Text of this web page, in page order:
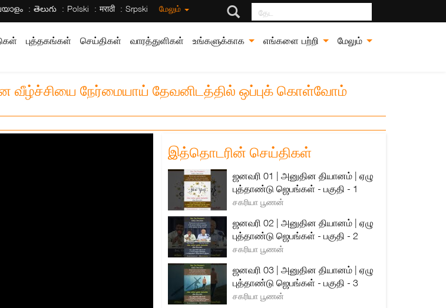
తెలుగు Polski मराठी Srpski மேலும் தேட
புத்தகங்கள் செய்திகள் வாரத்துளிகள் உங்களுக்காக எங்களை பற்றி மேலும்
வீழ்ச்சியை நேர்மையாய் தேவனிடத்தில் ஒப்புக் கொள்வோம்
இத்தொடரின் செய்திகள்
ஜனவரி 01 | அனுதின தியானம் | ஏழு
புத்தாண்டு ஜெபங்கள் - பகுதி - 1
சகரியா பூணன்
ஜனவரி 02 | அனுதின தியானம் | ஏழு
புத்தாண்டு ஜெபங்கள் - பகுதி - 2
சகரியா பூணன்
ஜனவரி 03 | அனுதின தியானம் | ஏழு
புத்தாண்டு ஜெபங்கள் - பகுதி - 3
சகரியா பூணன்